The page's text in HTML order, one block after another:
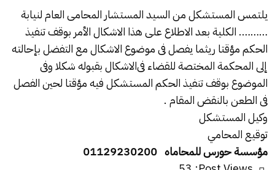
يلتمس المستشكل من السيد المستشار المحامى العام لنيابة
………. الكلية بعد الاطلاع على هذا الاشكال الأمر بوقف تنفيذ
الحكم مؤقتا ريثما يفصل فى موضوع الاشكال مع التفضل بإحالته
إلى المحكمة المختصة للقضاء فىالاشكالبقبوله شكلا وفى
الموضوع بوقف تنفيذ الحكم المستشكل فيه مؤقتا لحين الفصل
فى الطعن بالنقض المقام .
وكيل المستشكل
توقيع المحامي
مؤسسة حورس للمحاماه 01129230200